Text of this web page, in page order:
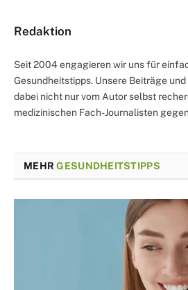
Redaktion
Seit 2004 engagieren wir uns für
Gesundheitstipps. Unsere Beiträge
dabei nicht nur vom Autor selbst
medizinischen Fach-Journalisten
MEHRGESUNDHEITSTIPPS